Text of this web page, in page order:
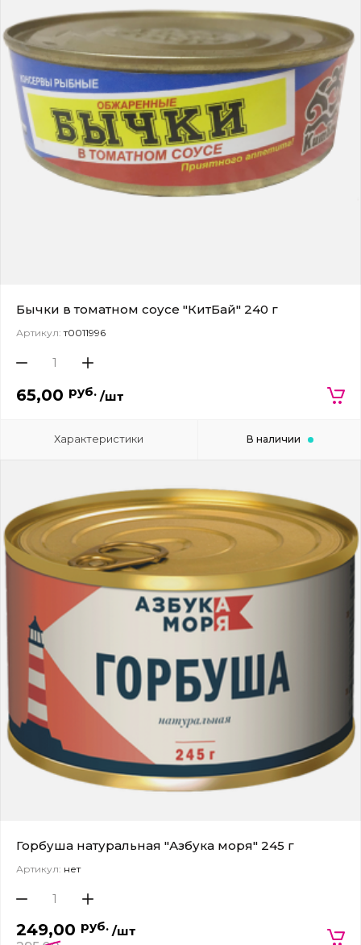
Бычки в томатном соусе "КитБай" 240 г
Артикул: т0011996
65,00 руб. /шт
Характеристики В наличии
Горбуша натуральная "Азбука моря" 245 г
Артикул: нет
249,00 руб. /шт